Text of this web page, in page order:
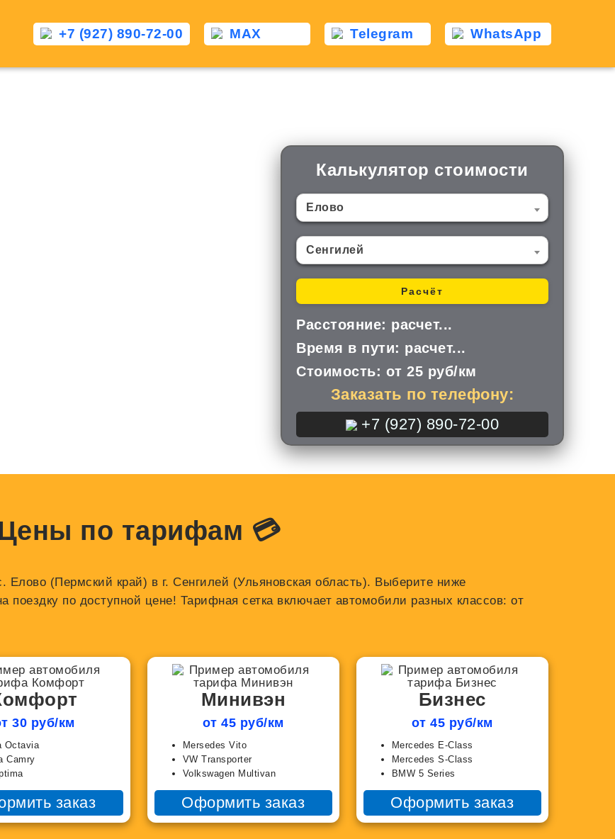
+7 (927) 890-72-00 MAX Telegram WhatsApp
Калькулятор стоимости
Елово
Сенгилей
Расчёт
Расстояние: расчет...
Время в пути: расчет...
Стоимость: от 25 руб/км
Заказать по телефону:
+7 (927) 890-72-00
по тарифам 💳
(Пермский край) в г. Сенгилей (Ульяновская область). Выберите ниже
по доступной цене! Тарифная сетка включает автомобили разных классов: от
30 руб/км
Octavia
Camry
заказ
Минивэн
от 45 руб/км
Mersedes Vito
VW Transporter
Volkswagen Multivan
Оформить заказ
Бизнес
от 45 руб/км
Mercedes E-Class
Mercedes S-Class
BMW 5 Series
Оформить заказ